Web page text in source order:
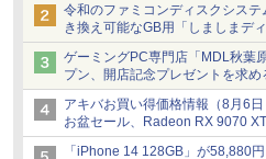
令和のファミコンディスクシステ
き換え可能なGB用「しましまデ
ム」
ゲーミングPC専門店「MDL秋葉
プン、開店記念プレゼントを求め
押し寄せ長蛇の列に
アキバお買い得価格情報（8月6日
お盆セール、Radeon RX 9070
円、水平周波数24.8kHz対応の17
「iPhone 14 128GB」が58,880